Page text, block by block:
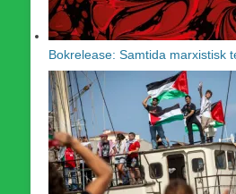
Bokrelease: Samtida marxistisk